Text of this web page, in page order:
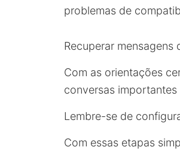
problemas de
Recuperar
Com as orientações
conversas
Lembre-se de
Com essas etapas